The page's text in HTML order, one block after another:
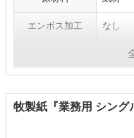
エンボス加工 なし
牧製紙『業務用 シング